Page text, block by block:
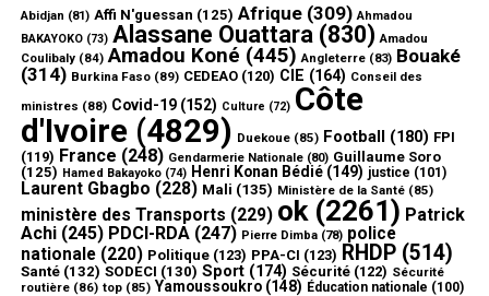
Abidjan (81) Affi N'guessan (125) Afrique(309) Ahmadou
BAKAYOKO(73) Alassane Ouattara (830) Amadou
Coulibaly(84) Amadou Koné (445) Angleterre(83) Bouaké
(314) Burkina Faso(89) CEDEAO(120) CIE (164) Conseil des
ministres (88) Covid-19(152) Culture (72) Côte
d'Ivoire(4829) Duekoue(85) Football (180) FPI
(119) France (248) Gendarmerie Nationale(80) Guillaume Soro
(125) Hamed Bakayoko(74) Henri Konan Bédié(149) justice (101)
Laurent Gbagbo (228) Mali (135) Ministère de la Santé(85)
ministère des Transports (229) ok(2261) Patrick
Achi(245) PDCI-RDA(247) Pierre Dimba(78) police
nationale(220) Politique(123) PPA-CI (123) RHDP(514)
Santé(132) SODECI (130) Sport(174) Sécurité(122) Sécurité
routière(86) top(85) Yamoussoukro(148) Éducation nationale (100)